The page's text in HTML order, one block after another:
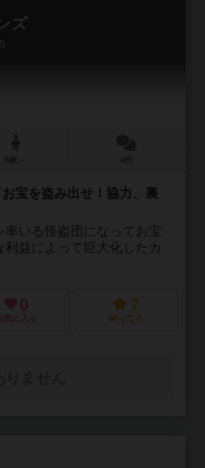
ズ
宝を盗み出せ！協力、裏
いる怪盗団になってお宝
益によって巨大化したカ
0
お気に入り
7
持ってる